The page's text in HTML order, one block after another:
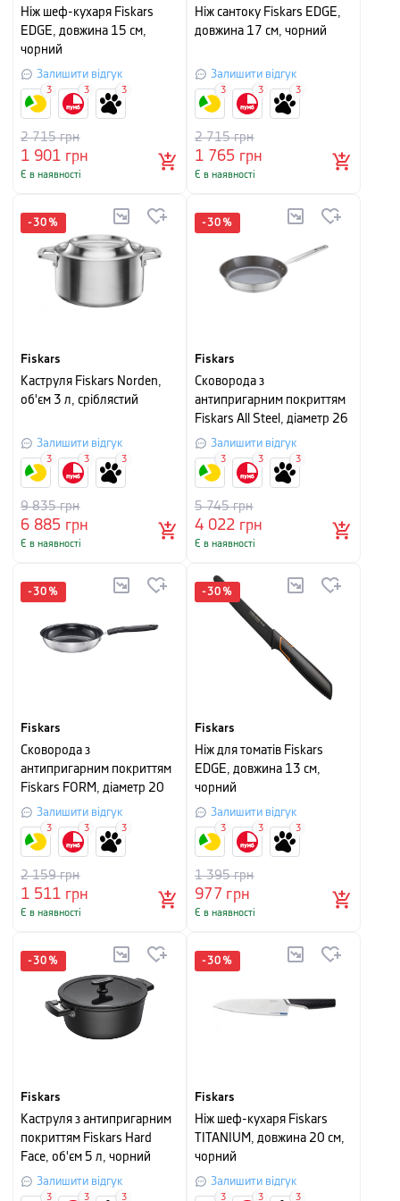
Ніж шеф-кухаря Fiskars
EDGE, довжина 15 см,
чорний
Залишити відгук
1 901 грн
2 715грн
Є в наявності
3 3 3
Ніж сантоку Fiskars EDGE,
довжина 17 см, чорний
Залишити відгук
1 765 грн
2 715грн
Є в наявності
3 3 3
-30 %
Fiskars
Каструля Fiskars Norden,
об'єм 3 л, сріблястий
Залишити відгук
6 885 грн
9 835грн
Є в наявності
3 3 3
-30 %
Fiskars
Сковорода з
антипригарним покриттям
Fiskars All Steel, діаметр 26
см, сріблясто-сірий
Залишити відгук
4 022 грн
5 745грн
Є в наявності
3 3 3
-30 %
Fiskars
Сковорода з
антипригарним покриттям
Fiskars FORM, діаметр 20
см, сріблясто-чорний
Залишити відгук
1 511 грн
2 159грн
Є в наявності
3 3 3
-30 %
Fiskars
Ніж для томатів Fiskars
EDGE, довжина 13 см,
чорний
Залишити відгук
977 грн
1 395грн
Є в наявності
3 3 3
-30 %
Fiskars
Каструля з антипригарним
покриттям Fiskars Hard
Face, об'єм 5 л, чорний
Залишити відгук
3 3 3
-30 %
Fiskars
Ніж шеф-кухаря Fiskars
TITANIUM, довжина 20 см,
чорний
Залишити відгук
3 3 3